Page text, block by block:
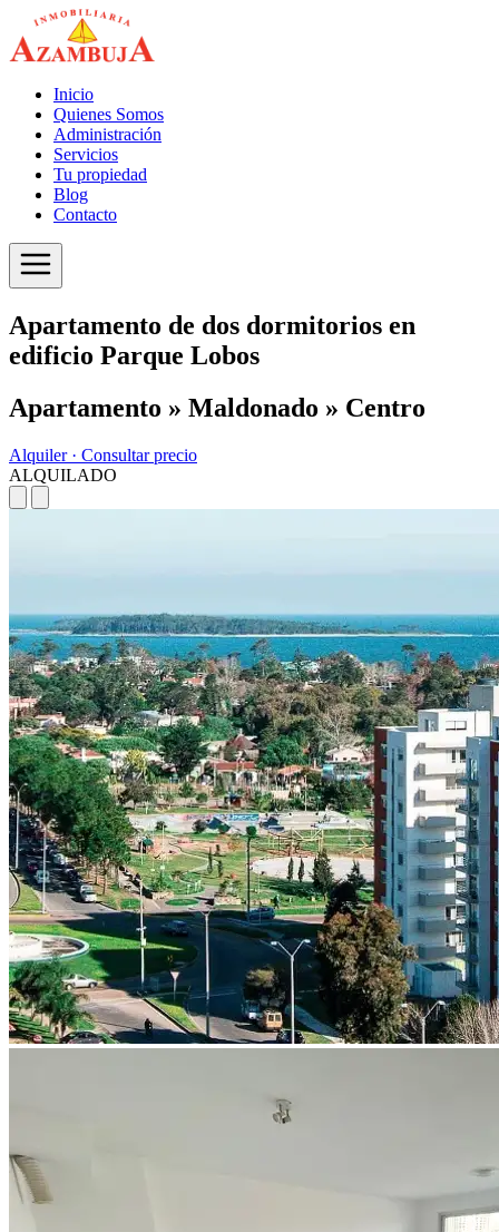
Inicio
Quienes Somos
Administración
Servicios
Tu propiedad
Blog
Contacto
Apartamento de dos dormitorios en
edificio Parque Lobos
Apartamento » Maldonado » Centro
Alquiler · Consultar precio
ALQUILADO